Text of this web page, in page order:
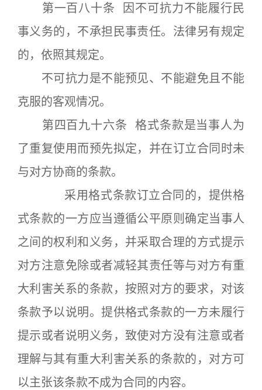
第一百八十条 因不可抗力不能履行民
事义务的，不承担民事责任。法律另有规定
的，依照其规定。
不可抗力是不能预见、不能避免且不能
克服的客观情况。
第四百九十六条 格式条款是当事人为
了重复使用而预先拟定，并在订立合同时未
与对方协商的条款。
采用格式条款订立合同的，提供格
式条款的一方应当遵循公平原则确定当事人
之间的权利和义务，并采取合理的方式提示
对方注意免除或者减轻其责任等与对方有重
大利害关系的条款，按照对方的要求，对该
条款予以说明。提供格式条款的一方未履行
提示或者说明义务，致使对方没有注意或者
理解与其有重大利害关系的条款的，对方可
以主张该条款不成为合同的内容。